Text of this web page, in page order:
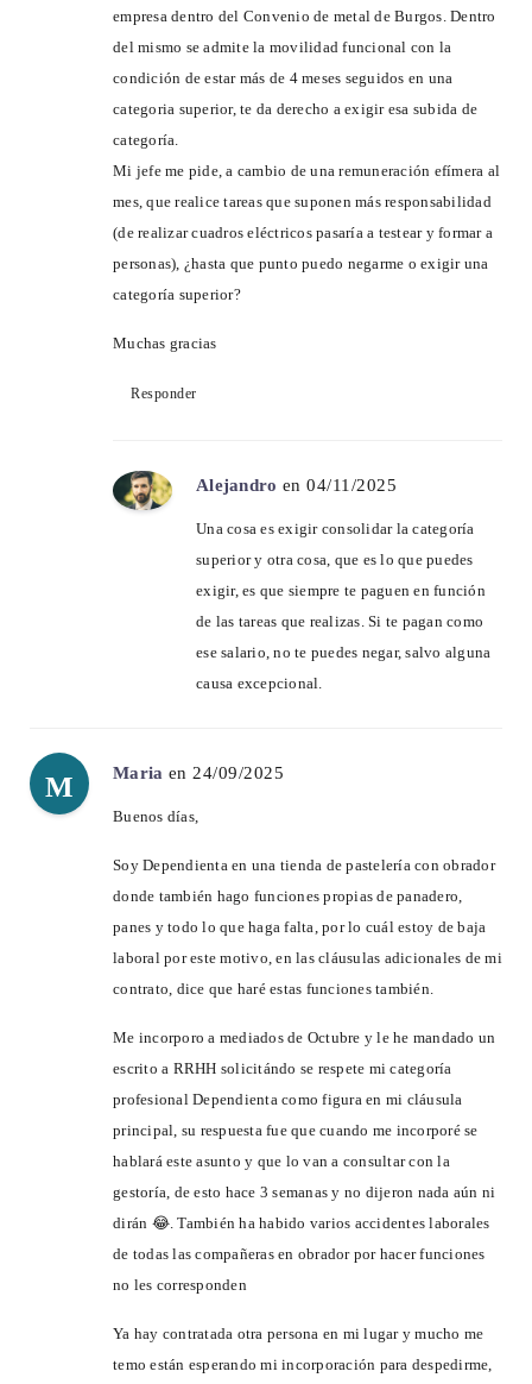
empresa dentro del Convenio de metal de Burgos. Dentro
del mismo se admite la movilidad funcional con la
condición de estar más de 4 meses seguidos en una
categoria superior, te da derecho a exigir esa subida de
categoría.
Mi jefe me pide, a cambio de una remuneración efímera al
mes, que realice tareas que suponen más responsabilidad
(de realizar cuadros eléctricos pasaría a testear y formar a
personas), ¿hasta que punto puedo negarme o exigir una
categoría superior?
Muchas gracias
Responder
Alejandro en 04/11/2025
Una cosa es exigir consolidar la categoría
superior y otra cosa, que es lo que puedes
exigir, es que siempre te paguen en función
de las tareas que realizas. Si te pagan como
ese salario, no te puedes negar, salvo alguna
causa excepcional.
M Maria en 24/09/2025
Buenos días,
Soy Dependienta en una tienda de pastelería con obrador
donde también hago funciones propias de panadero,
panes y todo lo que haga falta, por lo cuál estoy de baja
laboral por este motivo, en las cláusulas adicionales de mi
contrato, dice que haré estas funciones también.
Me incorporo a mediados de Octubre y le he mandado un
escrito a RRHH solicitándo se respete mi categoría
profesional Dependienta como figura en mi cláusula
principal, su respuesta fue que cuando me incorporé se
hablará este asunto y que lo van a consultar con la
gestoría, de esto hace 3 semanas y no dijeron nada aún ni
dirán 😂. También ha habido varios accidentes laborales
de todas las compañeras en obrador por hacer funciones
no les corresponden
Ya hay contratada otra persona en mi lugar y mucho me
temo están esperando mi incorporación para despedirme,